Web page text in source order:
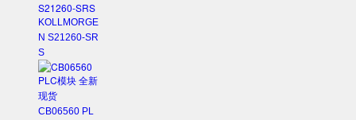
KOLLMORGE
N S21260-SR
S
CB06560 PL